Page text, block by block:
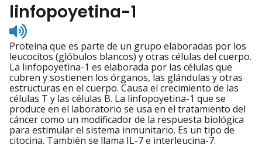
linfopoyetina-1
Listen
to
pronunciation
Proteína que es parte de un grupo elaboradas por los
leucocitos (glóbulos blancos) y otras células del cuerpo.
La linfopoyetina-1 es elaborada por las células que
cubren y sostienen los órganos, las glándulas y otras
estructuras en el cuerpo. Causa el crecimiento de las
células T y las células B. La linfopoyetina-1 que se
produce en el laboratorio se usa en el tratamiento del
cáncer como un modificador de la respuesta biológica
para estimular el sistema inmunitario. Es un tipo de
citocina. También se llama IL-7 e interleucina-7.